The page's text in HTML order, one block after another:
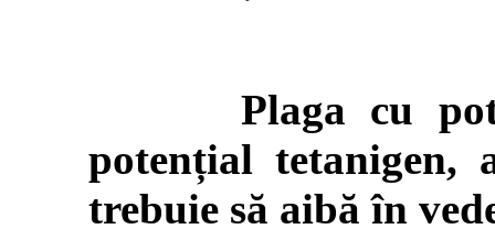
Plaga cu
potențial tetanigen,
trebuie să aibă în